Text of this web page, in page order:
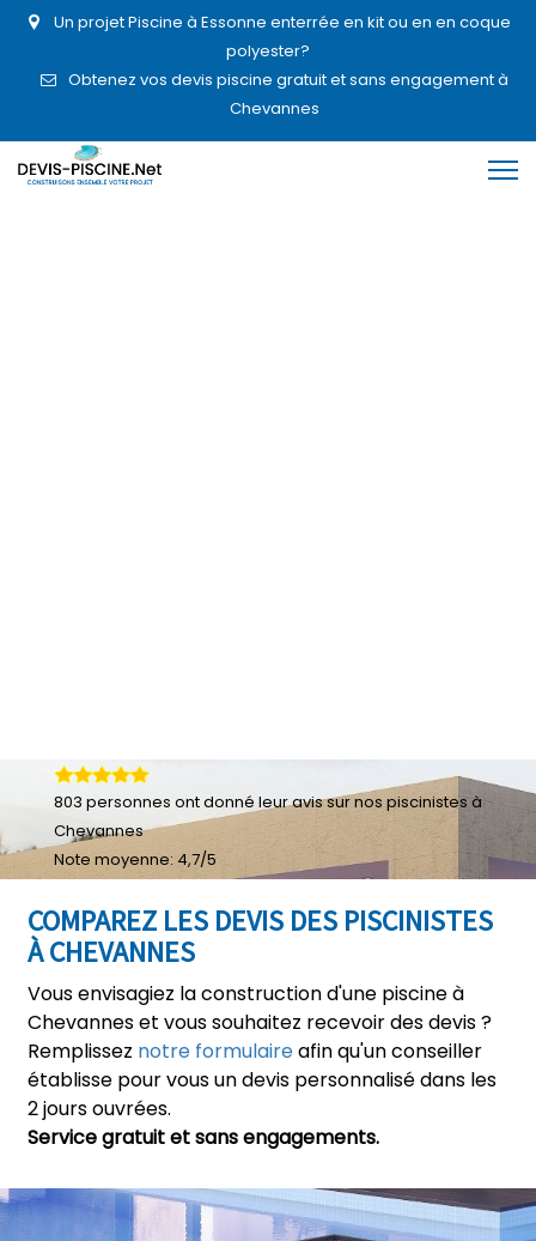
Un projet Piscine à Essonne enterrée en kit ou en en coque
polyester?
Obtenez vos devis piscine gratuit et sans engagement à
Chevannes
COMPAREZ LES DEVIS DES PISCINISTES
À CHEVANNES
Vous envisagiez la construction d'une piscine à
Chevannes et vous souhaitez recevoir des devis ?
Remplissez notre formulaireafin qu'un conseiller
établisse pour vous un devis personnalisé dans les
2 jours ouvrées.
Service gratuit et sans engagements.
803 personnes ont donné leuravis sur nos piscinistes à
Chevannes
Note moyenne: 4,7/5